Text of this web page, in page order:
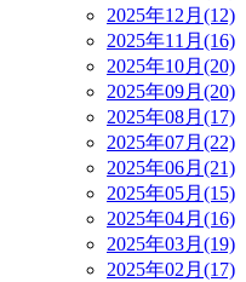
2025年12月(12)
2025年11月(16)
2025年10月(20)
2025年09月(20)
2025年08月(17)
2025年07月(22)
2025年06月(21)
2025年05月(15)
2025年04月(16)
2025年03月(19)
2025年02月(17)